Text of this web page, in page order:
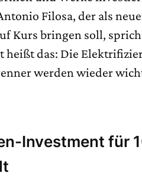
Filosa, der als
Kurs bringen soll,
heißt das: Die
werden wieder
Investment für